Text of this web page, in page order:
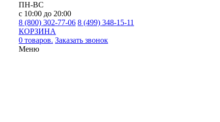
ПН-ВС
с 10:00 до 20:00
8 (800) 302-77-06 8 (499) 348-15-11
КОРЗИНА
0 товаров. Заказать звонок
Меню